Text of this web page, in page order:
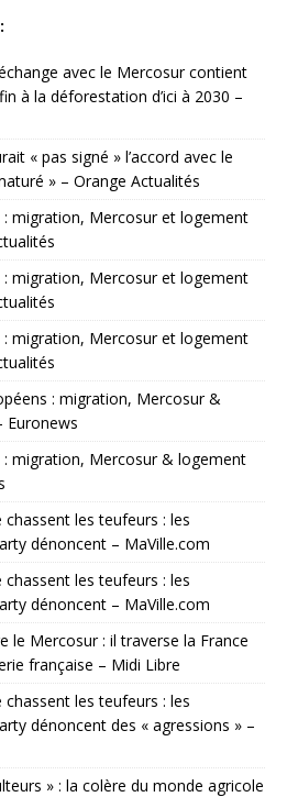
avec le Mercosur contient
à la déforestation d’ici à 2030 –
« pas signé » l’accord avec le
» – Orange Actualités
migration, Mercosur et logement
migration, Mercosur et logement
migration, Mercosur et logement
: migration, Mercosur &
Euronews
: migration, Mercosur & logement
les teufeurs : les
dénoncent – MaVille.com
les teufeurs : les
dénoncent – MaVille.com
le Mercosur : il traverse la France
française – Midi Libre
les teufeurs : les
dénoncent des « agressions » –
» : la colère du monde agricole